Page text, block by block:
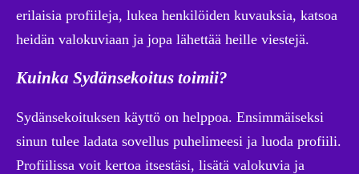
erilaisia profiileja, lukea henkilöiden kuvauksia, katsoa
heidän valokuviaan ja jopa lähettää heille viestejä.
Kuinka Sydänsekoitus toimii?
Sydänsekoituksen käyttö on helppoa. Ensimmäiseksi
sinun tulee ladata sovellus puhelimeesi ja luoda profiili.
Profiilissa voit kertoa itsestäsi, lisätä valokuvia ja